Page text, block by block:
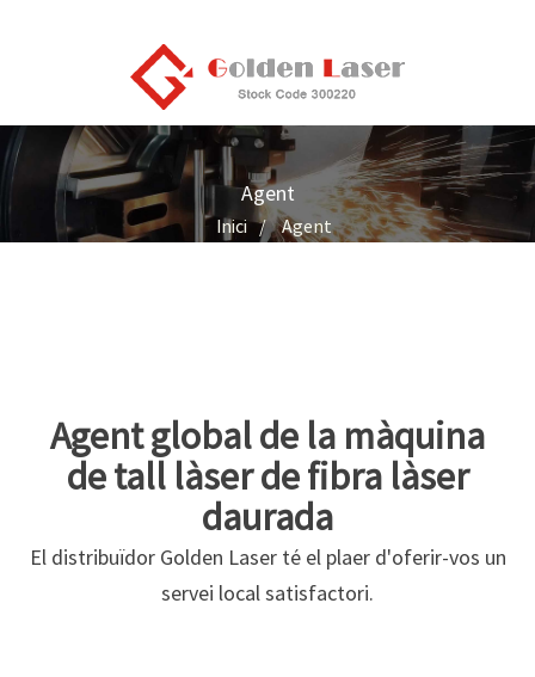
Agent
Inici Agent
Agent global de la màquina
de tall làser de fibra làser
daurada
El distribuïdor Golden Laser té el plaer d'oferir-vos un
servei local satisfactori.